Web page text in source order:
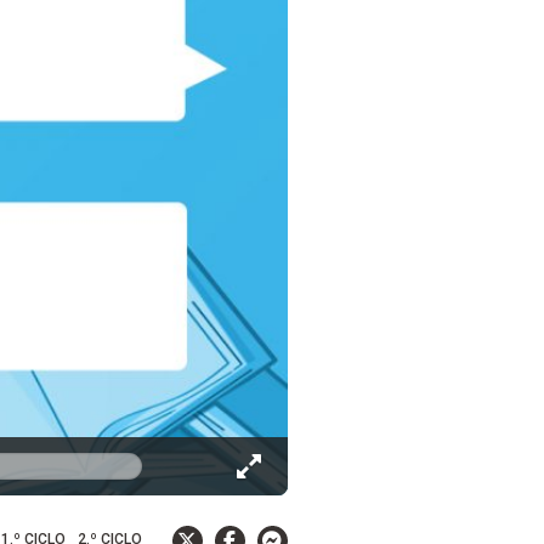
1.º CICLO 2.º CICLO